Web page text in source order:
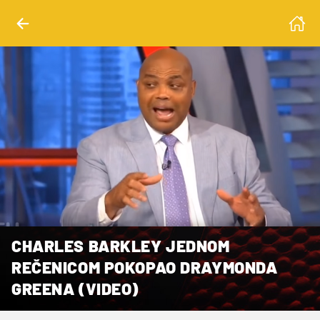
CHARLES BARKLEY JEDNOM
REČENICOM POKOPAO DRAYMONDA
GREENA (VIDEO)